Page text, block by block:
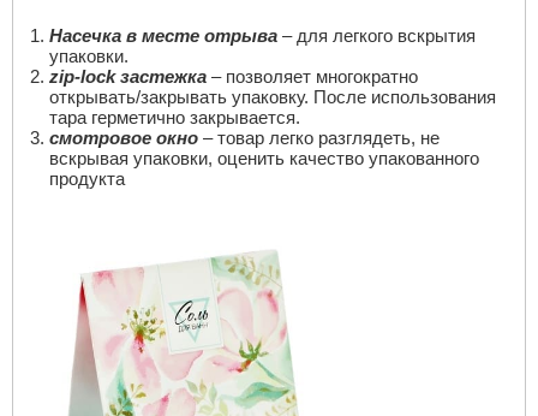
Насечка в месте отрыва – для легкого вскрытия
упаковки.
zip-lock застежка – позволяет многократно
открывать/закрывать упаковку. После использования
тара герметично закрывается.
смотровое окно – товар легко разглядеть, не
вскрывая упаковки, оценить качество упакованного
продукта